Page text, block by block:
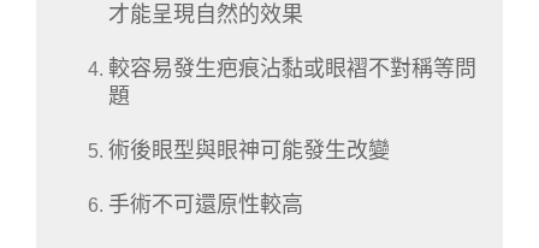
才能呈現自然的效果
較容易發生疤痕沾黏或眼褶不對稱等問
題
術後眼型與眼神可能發生改變
手術不可還原性較高